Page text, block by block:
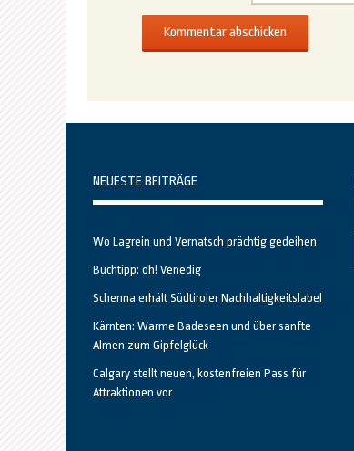
NEUESTE BEITRÄGE
Wo Lagrein und Vernatsch prächtig gedeihen
Buchtipp: oh! Venedig
Schenna erhält Südtiroler Nachhaltigkeitslabel
Kärnten: Warme Badeseen und über sanfte
Almen zum Gipfelglück
Calgary stellt neuen, kostenfreien Pass für
Attraktionen vor